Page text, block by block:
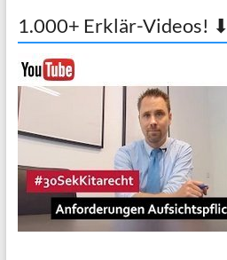
1.000+ Erklär-Videos! ⬇